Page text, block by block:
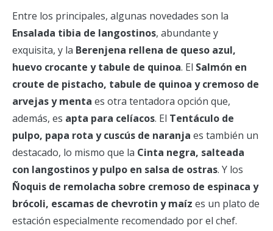
Entre los principales, algunas novedades son la
Ensalada tibia de langostinos, abundante y
exquisita, y la Berenjena rellena de queso azul,
huevo crocante y tabule de quinoa. El Salmón en
croute de pistacho, tabule de quinoa y cremoso de
arvejas y menta es otra tentadora opción que,
además, es apta para celíacos. El Tentáculo de
pulpo, papa rota y cuscús de naranja es también un
destacado, lo mismo que la Cinta negra, salteada
con langostinos y pulpo en salsa de ostras. Y los
Ñoquis de remolacha sobre cremoso de espinaca y
brócoli, escamas de chevrotin y maíz es un plato de
estación especialmente recomendado por el chef.